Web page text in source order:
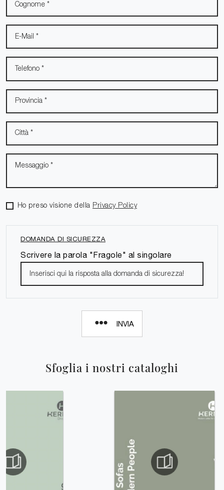
Sfoglia i nostri cataloghi
Ho preso visione della Privacy Policy
DOMANDA DI SICUREZZA
Scrivere la parola "Fragole" al singolare
INVIA